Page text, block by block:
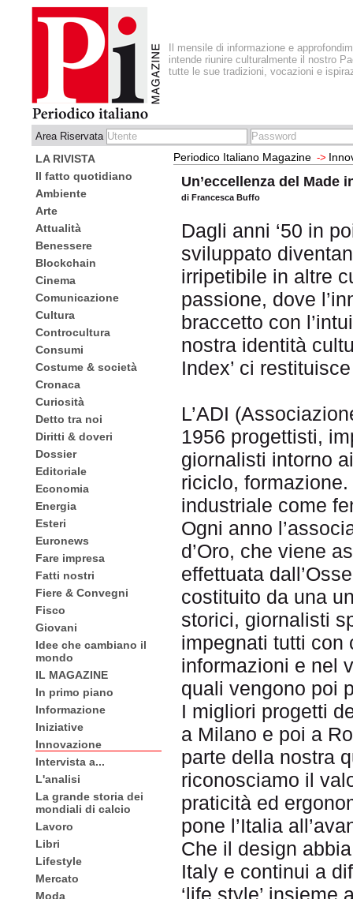
Il mensile di informazione e
intende riunire culturalmente il nostro
tutte le sue tradizioni, vocazioni e
Area Riservata
LA RIVISTA
Il fatto quotidiano
Ambiente
Arte
Attualità
Benessere
Blockchain
Cinema
Comunicazione
Cultura
Controcultura
Consumi
Costume & società
Cronaca
Curiosità
Detto tra noi
Diritti & doveri
Dossier
Editoriale
Economia
Energia
Esteri
Euronews
Fare impresa
Fatti nostri
Fiere & Convegni
Fisco
Giovani
Idee che cambiano il
mondo
IL MAGAZINE
In primo piano
Informazione
Iniziative
Innovazione
Intervista a...
L'analisi
La grande storia dei
mondiali di calcio
Lavoro
Libri
Lifestyle
Mercato
Moda
Periodico Italiano Magazine ->
Un’eccellenza del Made
di Francesca Buffo
Dagli anni ‘50 in
sviluppato
irripetibile in altre
passione, dove
braccetto con
nostra identità
Index’ ci
L’ADI
1956 progettisti,
giornalisti intorno
riciclo,
industriale come
Ogni anno
d’Oro, che viene
effettuata
costituito da una
storici, giornalisti
impegnati tutti con
informazioni e nel
quali vengono poi
I migliori progetti
a Milano e poi a
parte della nostra
riconosciamo il
praticità ed
pone l’Italia
Che il design
Italy e continui a
‘life style’ insieme